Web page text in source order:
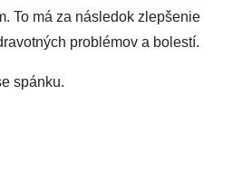
To má za následok zlepšenie
problémov a bolestí.
spánku.